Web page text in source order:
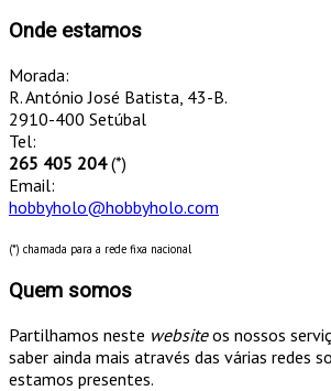
Onde estamos
Morada:
R. António José Batista, 43-B.
2910-400 Setúbal
Tel:
265 405 204(*)
Email:
hobbyholo@hobbyholo.com
(*) chamada para a rede fixa nacional
Quem somos
Partilhamos neste websiteos nossos
saber ainda mais através das várias redes
estamos presentes.